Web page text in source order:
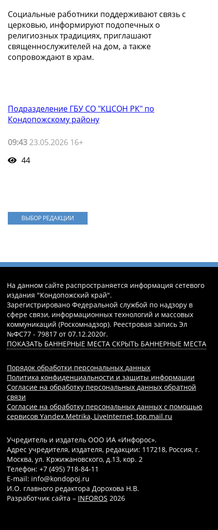
Социальные работники поддерживают связь с
церковью, информируют подопечных о
религиозных традициях, приглашают
священнослужителей на дом, а также
сопровождают в храм.
Подразделение ГБУ СО "КЦСОН РК" по
Кондопожскому району
09:43 23.05.2026 16+
44
ВЫБОР РЕДАКЦИИ
На данном сайте распространяется информация сетевого
издания "Кондопожский край".
Зарегистрировано Федеральной службой по надзору в
сфере связи, информационных технологий и массовых
коммуникаций (Роскомнадзор). Реестровая запись Эл
№ФС77 - 79817 от 07.12.2020г.
ПОКАЗАТЬ БАННЕРНЫЕ МЕСТА СКРЫТЬ БАННЕРНЫЕ МЕСТА
Порядок обработки персональных данных
Политика конфиденциальности и защиты информации
Согласие на обработку персональных данных обратной
связи
Согласие на обработку персональных данных с помощью
сервисов Yandex.Metrika, LiveInternet, top.mail.ru
Учредитель и издатель ООО ИА «Инфорос».
Адрес учредителя, издателя, редакции: 117218, Россия, г.
Москва, ул. Кржижановского, д.13, кор. 2
Телефон: +7 (495) 718-84-11
E-mail: info@kondopoj.ru
И.О. главного редактора Дорохова Н.В.
Разработчик сайта – INFOROS 2026